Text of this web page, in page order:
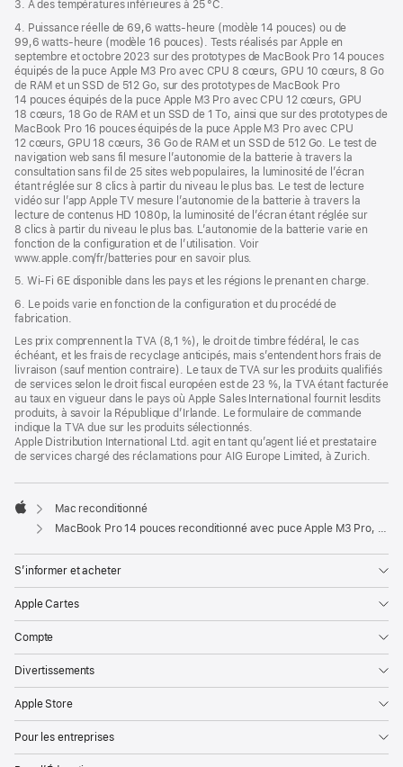
3. À des températures inférieures à 25 °C.
4. Puissance réelle de 69,6 watts-heure (modèle 14 pouces) ou de
99,6 watts-heure (modèle 16 pouces). Tests réalisés par Apple en
septembre et octobre 2023 sur des prototypes de MacBook Pro 14 pouces
équipés de la puce Apple M3 Pro avec CPU 8 cœurs, GPU 10 cœurs, 8 Go
de RAM et un SSD de 512 Go, sur des prototypes de MacBook Pro
14 pouces équipés de la puce Apple M3 Pro avec CPU 12 cœurs, GPU
18 cœurs, 18 Go de RAM et un SSD de 1 To, ainsi que sur des prototypes de
MacBook Pro 16 pouces équipés de la puce Apple M3 Pro avec CPU
12 cœurs, GPU 18 cœurs, 36 Go de RAM et un SSD de 512 Go. Le test de
navigation web sans fil mesure l’autonomie de la batterie à travers la
consultation sans fil de 25 sites web populaires, la luminosité de l’écran
étant réglée sur 8 clics à partir du niveau le plus bas. Le test de lecture
vidéo sur l’app Apple TV mesure l’autonomie de la batterie à travers la
lecture de contenus HD 1080p, la luminosité de l’écran étant réglée sur
8 clics à partir du niveau le plus bas. L’autonomie de la batterie varie en
fonction de la configuration et de l’utilisation. Voir
www.apple.com/fr/batteries pour en savoir plus.
5. Wi-Fi 6E disponible dans les pays et les régions le prenant en charge.
6. Le poids varie en fonction de la configuration et du procédé de
fabrication.
Les prix comprennent la TVA (8,1 %), le droit de timbre fédéral, le cas
échéant, et les frais de recyclage anticipés, mais s’entendent hors frais de
livraison (sauf mention contraire). Le taux de TVA sur les produits qualifiés
de services selon le droit fiscal européen est de 23 %, la TVA étant facturée
au taux en vigueur dans le pays où Apple Sales International fournit lesdits
produits, à savoir la République d’Irlande. Le formulaire de commande
indique la TVA due sur les produits sélectionnés.
Apple Distribution International Ltd. agit en tant qu’agent lié et prestataire
de services chargé des réclamations pour AIG Europe Limited, à Zurich.
Apple
Mac reconditionné
MacBook Pro 14 pouces reconditionné avec puce Apple M3 Pro, CPU 12 cœurs et GPU 18 cœurs - Noir sidéral
S’informer et acheter
Apple Cartes
Compte
Divertissements
Apple Store
Pour les entreprises